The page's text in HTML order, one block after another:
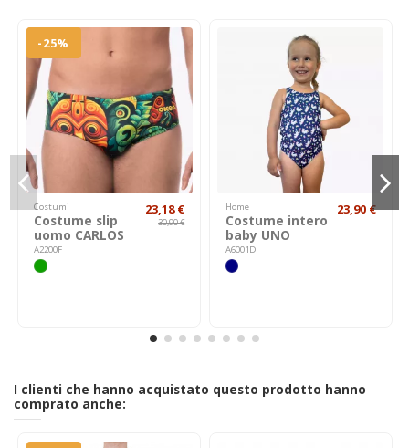
-25%
Costumi
Costume slip
uomo CARLOS
A2200F
23,18 €
30,90 €
Home
Costume intero
baby UNO
A6001D
23,90 €
I clienti che hanno acquistato questo prodotto hanno
comprato anche: